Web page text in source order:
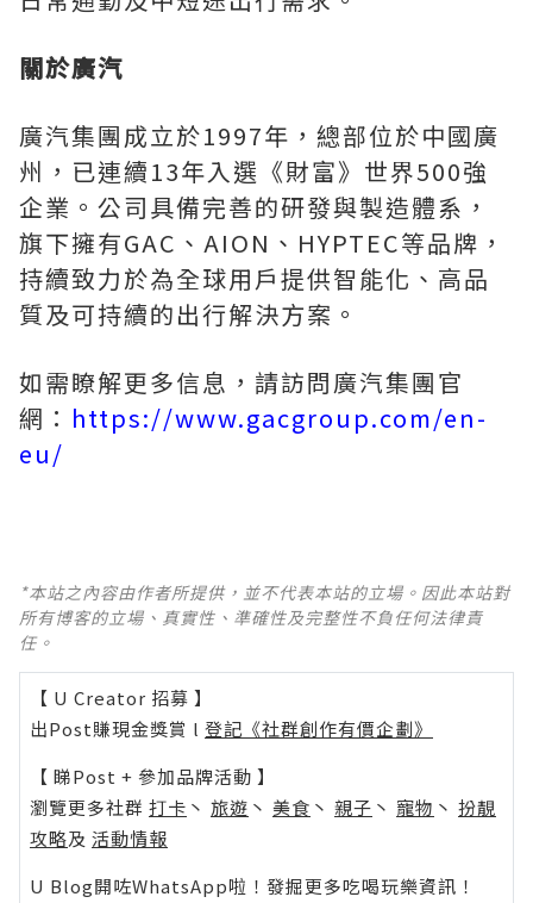
關於廣汽
廣汽集團成立於1997年，總部位於中國廣
州，已連續13年入選《財富》世界500強
企業。公司具備完善的研發與製造體系，
旗下擁有GAC 、 AION 、 HYPTEC等品牌，
持續致力於為全球用戶提供智能化、高品
質及可持續的出行解決方案。
如需瞭解更多信息，請訪問廣汽集團官
網： https://www.gacgroup.com/en-
eu/
*本站之內容由作者所提供，並不代表本站的立場。因此本站對
所有博客的立場、真實性、準確性及完整性不負任何法律責
任。
【 U Creator 招募 】
出Post賺現金獎賞 l 登記《社群創作有價企劃》
【 睇Post + 參加品牌活動 】
瀏覽更多社群 打卡 丶 旅遊 丶 美食 丶 親子 丶 寵物 丶 扮靚
攻略及 活動情報
U Blog開咗WhatsApp啦！發掘更多吃喝玩樂資訊！